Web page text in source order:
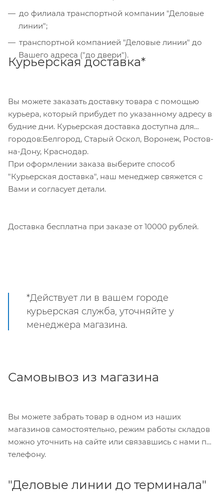
сформирован счет, который Вы сможете скачать
на странице оформления заказа и оплатить по
обратившись в отделение своего банка.
Для данного способа оплаты доступны к выбору
до филиала транспортной компании "Деловые
линии";
транспортной компанией "Деловые линии" до
Вашего адреса ("до двери").
Курьерская доставка*
Вы можете заказать доставку товара с помощью
курьера, который прибудет по указанному адресу в
будние дни. Курьерская доставка доступна для
городов:Белгород, Старый Оскол, Воронеж, Ростов-
на-Дону, Краснодар.
При оформлении заказа выберите способ
"Курьерская доставка", наш менеджер свяжется с
Вами и согласует детали.
Доставка бесплатна при заказе от 10000 рублей.
*Действует ли в вашем городе
курьерская служба, уточняйте у
менеджера магазина.
Самовывоз из магазина
Вы можете забрать товар в одном из наших
магазинов самостоятельно, режим работы складов
можно уточнить на сайте или связавшись с нами по
телефону.
"Деловые линии до терминала"